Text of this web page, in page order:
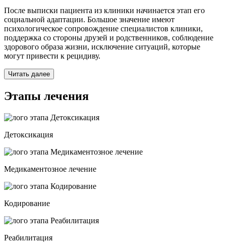
После выписки пациента из клиники начинается этап его
социальной адаптации. Большое значение имеют
психологическое сопровождение специалистов клиники,
поддержка со стороны друзей и родственников, соблюдение
здорового образа жизни, исключение ситуаций, которые
могут привести к рецидиву.
Читать далее
Этапы лечения
Детоксикация
Медикаментозное лечение
Кодирование
Реабилитация